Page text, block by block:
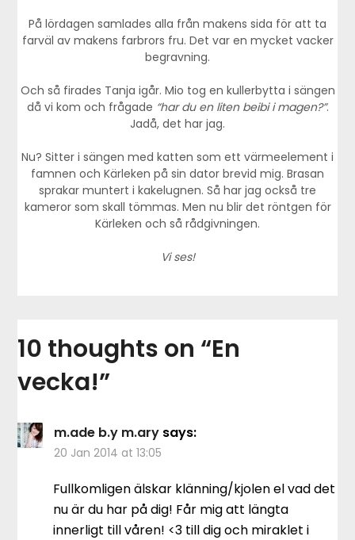
På lördagen samlades alla från makens sida för att ta
farväl av makens farbrors fru. Det var en mycket vacker
begravning.
Och så firades Tanja igår. Mio tog en kullerbytta i sängen
då vi kom och frågade “har du en liten beibi i magen?”.
Jadå, det har jag.
Nu? Sitter i sängen med katten som ett värmeelement i
famnen och Kärleken på sin dator brevid mig. Brasan
sprakar muntert i kakelugnen. Så har jag också tre
kameror som skall tömmas. Men nu blir det röntgen för
Kärleken och så rådgivningen.
Vi ses!
10 thoughts on “En
vecka!”
m.ade b.y m.ary says:
20 Jan 2014 at 13:05
Fullkomligen älskar klänning/kjolen el vad det
nu är du har på dig! Får mig att längta
innerligt till våren! <3 till dig och miraklet i